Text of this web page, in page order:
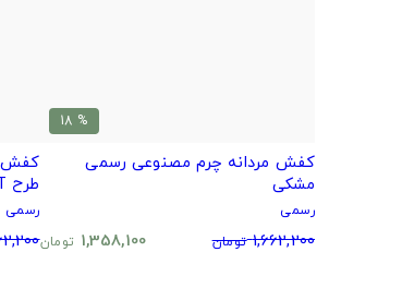
% 18
کفش مردانه چرم مصنوعی رسمی
مشکی
رسمی
1,662,200 تومان 1,358,100 تومان
کفش
طرح CAT مشکی
رسمی